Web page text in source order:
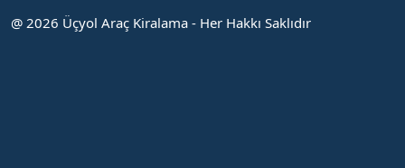
@ 2026 Üçyol Araç Kiralama - Her Hakkı Saklıdır